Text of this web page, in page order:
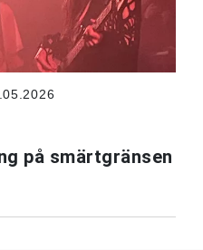
på smärtgränsen